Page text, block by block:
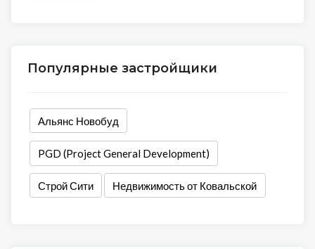
Популярные застройщики
Альянс Новобуд
PGD (Project General Development)
Строй Сити Недвижимость от Ковальской